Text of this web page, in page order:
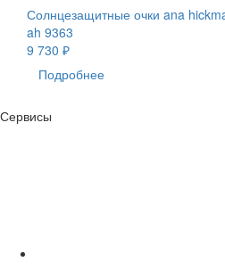
Солнцезащитные очки ana
ah 9363
9 730 ₽
Подробнее
Сервисы